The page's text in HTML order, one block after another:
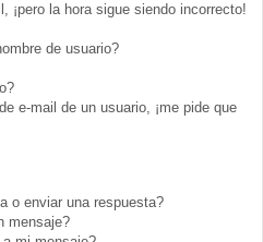
¡pero la hora sigue siendo incorrecto!
de usuario?
e-mail de un usuario, ¡me pide que
o enviar una respuesta?
mensaje?